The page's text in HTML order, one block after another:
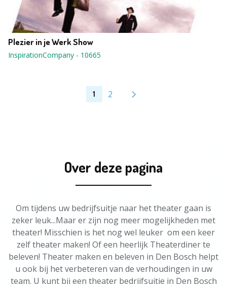
Plezier in je Werk Show
InspirationCompany - 10665
1 2
Over deze pagina
Om tijdens uw bedrijfsuitje naar het theater gaan is
zeker leuk...Maar er zijn nog meer mogelijkheden met
theater! Misschien is het nog wel leuker om een keer
zelf theater maken! Of een heerlijk Theaterdiner te
beleven! Theater maken en beleven in Den Bosch helpt
u ook bij het verbeteren van de verhoudingen in uw
team. U kunt bij een theater bedrijfsuitje in Den Bosch